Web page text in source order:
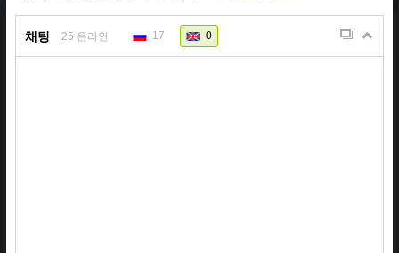
채팅 25 온라인 17 0